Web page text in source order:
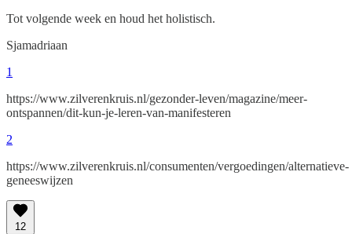
Tot volgende week en houd het holistisch.
Sjamadriaan
1
https://www.zilverenkruis.nl/gezonder-leven/magazine/meer-
ontspannen/dit-kun-je-leren-van-manifesteren
2
https://www.zilverenkruis.nl/consumenten/vergoedingen/alternatieve-
geneeswijzen
12